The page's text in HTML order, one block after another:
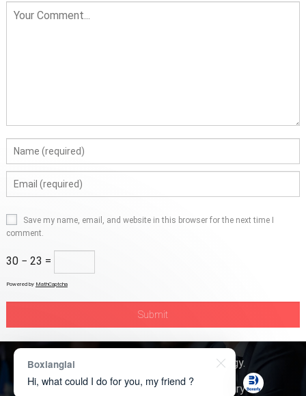
Save my name, email, and website in this browser for the next time I
comment.
30 − 23 =
Powered by MathCaptcha
Copyright © 2026 Boxerly Technology.
About Us
Contact Us Product Inquiry
Boxianglai
Hi, what could I do for you, my friend ?